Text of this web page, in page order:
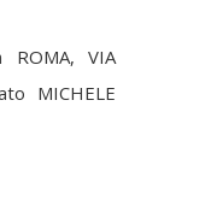
ROMA, VIA
MICHELE